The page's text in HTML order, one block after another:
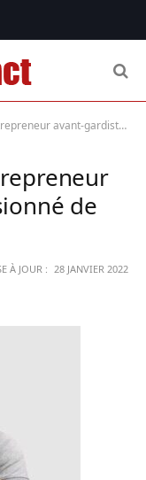
gardiste et passionné de l’électronique
de
À JOUR : 28 JANVIER 2022